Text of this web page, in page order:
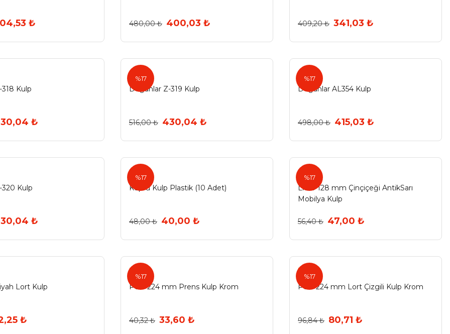
₺ 480,00 ₺ 400,03 ₺ 409,20 ₺ 341,03 ₺
Kulp
₺
%17
Doğanlar Z-319 Kulp
516,00 ₺ 430,04 ₺
%17
Doğanlar AL354 Kulp
498,00 ₺ 415,03 ₺
Kulp
₺
%17
Köprü Kulp Plastik (10 Adet)
48,00 ₺ 40,00 ₺
%17
Lider 128 mm Çinçiçeği AntikSarı
Mobilya Kulp
56,40 ₺ 47,00 ₺
Lort Kulp
₺
%17
Pole
Pole 224 mm Prens Kulp Krom
40,32 ₺ 33,60 ₺
%17
Pole
Pole 224 mm Lort Çizgili Kulp Krom
96,84 ₺ 80,71 ₺